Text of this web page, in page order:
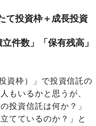
て投資枠＋成長投資
件数」「保有残高」
資枠）」で投資信託の
もいるかと思うが、
投資信託は何か？」
てているのか？」と